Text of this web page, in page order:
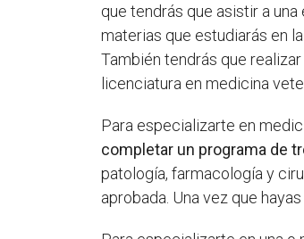
que tendrás que asistir a
materias que estudiarás en
También tendrás que
licenciatura en medicina
Para especializarte en
completar un programa de
patología, farmacología y
aprobada. Una vez que